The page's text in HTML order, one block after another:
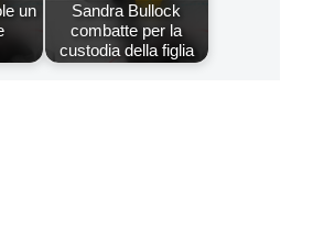
un
Sandra Bullock
combatte per la
custodia della figlia